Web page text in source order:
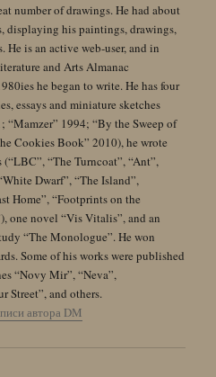
number of drawings. He had about
displaying his paintings, drawings,
is an active web-user, and in
and Arts Almanac
he began to write. He has four
essays and miniature sketches
“Mamzer” 1994; “By the Sweep of
Cookies Book” 2010), he wrote
“The Turncoat”, “Ant”,
Dwarf”, “The Island”,
Home”, “Footprints on the
one novel “Vis Vitalis”, and an
“The Monologue”. He won
Some of his works were published
“Novy Mir”, “Neva”,
Street”, and others.
автора DM